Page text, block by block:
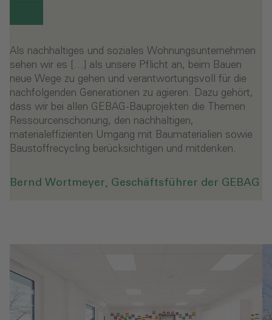
Als nachhaltiges und soziales Wohnungsunternehmen
sehen wir es […] als unsere Pflicht an, beim Bauen
neue Wege zu gehen und verantwortungsvoll für die
nachfolgenden Generationen zu agieren. Dazu gehört,
dass wir bei allen GEBAG-Bauprojekten die Themen
Ressourcenschonung, den nachhaltigen,
materialeffizienten Umgang mit Baumaterialien sowie
Baustoffrecycling berücksichtigen und mitdenken.
Bernd Wortmeyer, Geschäftsführer der GEBAG